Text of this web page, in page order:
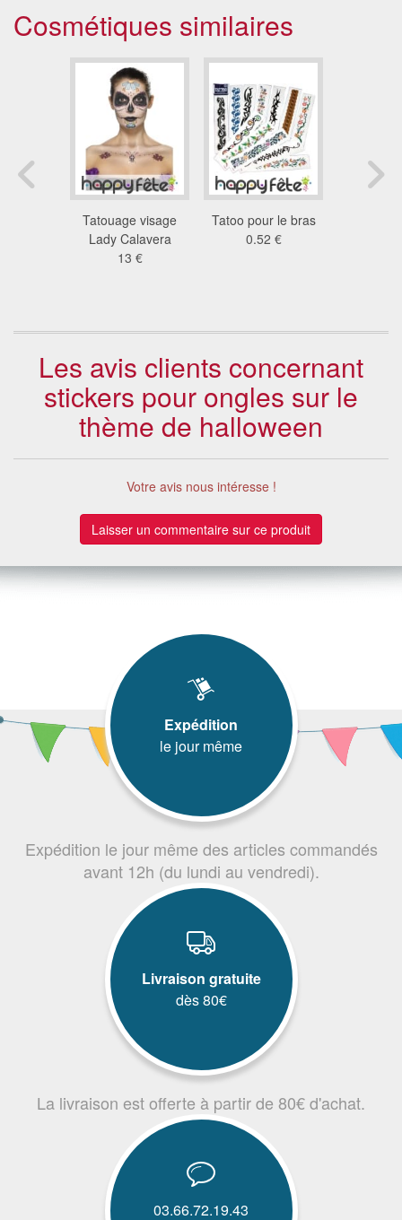
Cosmétiques similaires
Tatouage visage
Lady Calavera
13 €
Tatoo pour le bras
0.52 €
Les avis clients concernant
stickers pour ongles sur le
thème de halloween
Votre avis nous intéresse !
Laisser un commentaire sur ce produit
Expédition
le jour même
Expédition le jour même des articles commandés
avant 12h (du lundi au vendredi).
Livraison gratuite
dès 80€
La livraison est offerte à partir de 80€ d'achat.
03.66.72.19.43